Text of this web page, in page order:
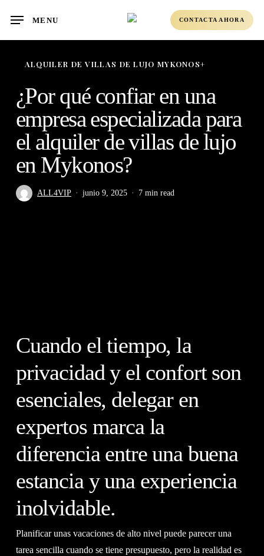
main
CONTACTA AHORA
MENU
ALQUILER DE VILLAS DE LUJO MYKONOS+
¿Por qué confiar en una
empresa especializada para
el alquiler de villas de lujo
en Mykonos?
ALL4VIP junio 9, 2025 7 min read
Cuando el tiempo, la
privacidad y el confort son
esenciales, delegar en
expertos marca la
diferencia entre una buena
estancia y una experiencia
inolvidable.
Planificar unas vacaciones de alto nivel puede parecer una
tarea sencilla cuando se tiene presupuesto, pero la realidad es